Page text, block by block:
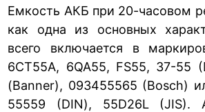
Емкость АКБ при 20-часовом
как одна из основных
всего включается в
6СТ55А, 6QA55, FS55, 37-55
(Banner), 093455565 (Bosch)
55559 (DIN), 55D26L (JIS).